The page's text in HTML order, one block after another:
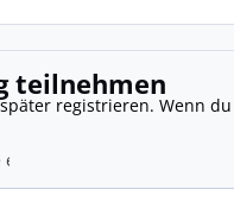
teilnehmen
registrieren. Wenn